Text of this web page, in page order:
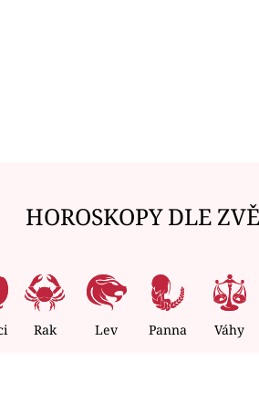
HOROSKOPY DLE
Rak Lev Panna Váhy